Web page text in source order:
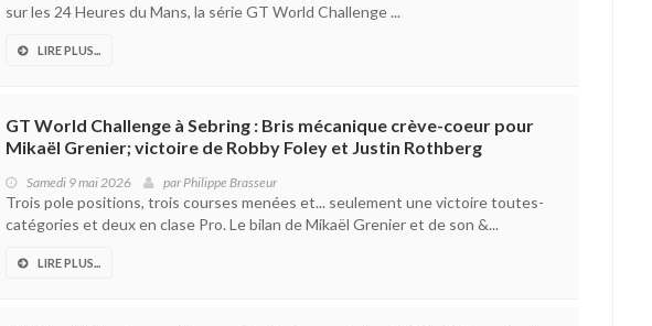
sur les 24 Heures du Mans, la série GT World Challenge ...
LIRE PLUS...
GT World Challenge à Sebring : Bris mécanique crève-coeur pour
Mikaël Grenier; victoire de Robby Foley et Justin Rothberg
Samedi 9 mai 2026 parPhilippe Brasseur
Trois pole positions, trois courses menées et... seulement une victoire toutes-
catégories et deux en clase Pro. Le bilan de Mikaël Grenier et de son &...
LIRE PLUS...